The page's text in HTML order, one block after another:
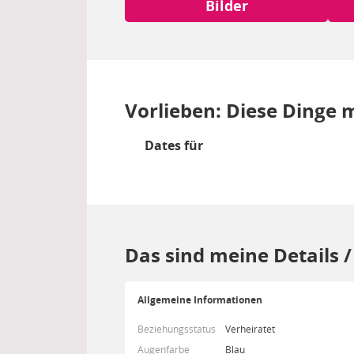
Bilder
Vorlieben: Diese Dinge
Dates für
Das sind meine Details
Allgemeine Informationen
Beziehungsstatus
Verheiratet
Augenfarbe
Blau